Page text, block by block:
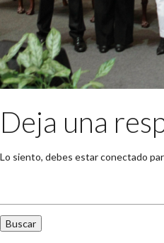
Deja una
Lo siento, debes estarconectado